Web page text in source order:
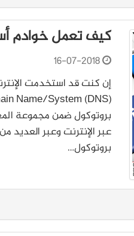
كيف تعمل خوادم
16-07-2018
إن كنت قد استخدمت
بروتوكول ضمن مجموعة
عبر الإنترنت وعبر العديد
بروتوكول…